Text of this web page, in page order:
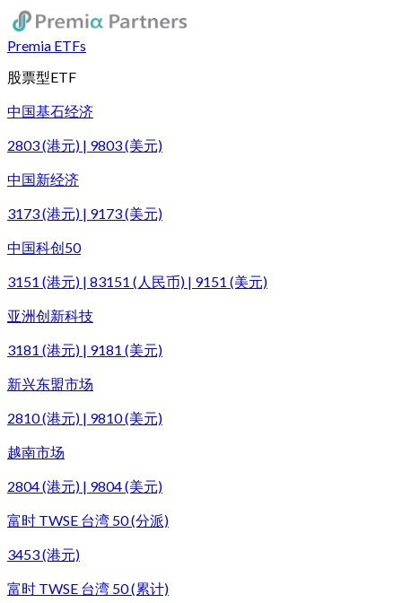
Premia ETFs
股票型ETF
中国基石经济
2803 (港元) | 9803 (美元)
中国新经济
3173 (港元) | 9173 (美元)
中国科创50
3151 (港元) | 83151 (人民币) | 9151 (美元)
亚洲创新科技
3181 (港元) | 9181 (美元)
新兴东盟市场
2810 (港元) | 9810 (美元)
越南市场
2804 (港元) | 9804 (美元)
富时 TWSE 台湾 50 (分派)
3453 (港元)
富时 TWSE 台湾 50 (累计)